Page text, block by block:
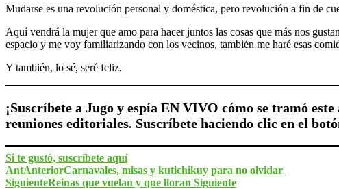
Mudarse es una revolución personal y doméstica, pero revolución a fin de
Aquí vendrá la mujer que amo para hacer juntos las cosas que más nos
espacio y me voy familiarizando con los vecinos, también me haré esas
Y también, lo sé, seré feliz.
¡Suscríbete a Jugo y espía EN VIVO cómo se tramó
reuniones editoriales. Suscríbete haciendo clic en el
Si te gustó, suscríbete aquí
AntAnteriorCarnavales, misas y kutichikuy para no olvidar
SiguienteReinas que vuelan y que lloran Siguiente